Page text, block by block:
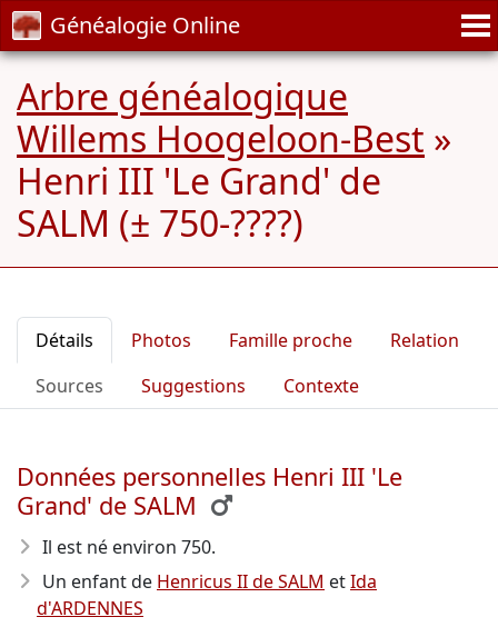
Généalogie Online
Arbre généalogique
Willems Hoogeloon-Best »
Henri III 'Le Grand' de
SALM (± 750-????)
Détails Photos Famille proche
Relation
Sources
Suggestions Contexte
Données personnelles Henri III 'Le
Grand' de SALM
Il est né environ 750.
Un enfant de Henricus II de SALM etIda
d'ARDENNES